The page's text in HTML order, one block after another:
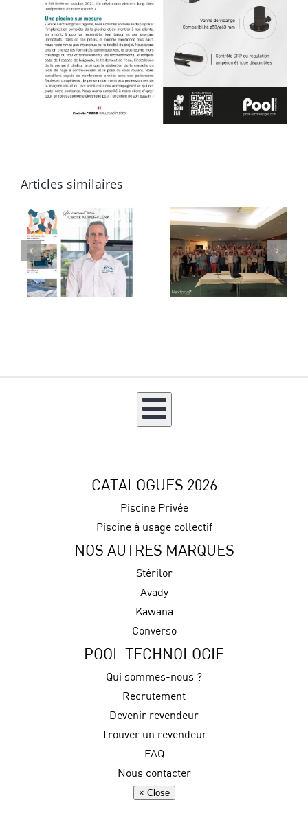
Articles similaires
Le
séminaire
de rentrée
Nextpool à
ACADEMY
revient
pour une
troisième
CATALOGUES 2026
Piscine Privée
Piscine à usage collectif
NOS AUTRES MARQUES
Stérilor
Avady
Kawana
Converso
POOL TECHNOLOGIE
Qui sommes-nous ?
Recrutement
Devenir revendeur
Trouver un revendeur
FAQ
Nous contacter
× Close